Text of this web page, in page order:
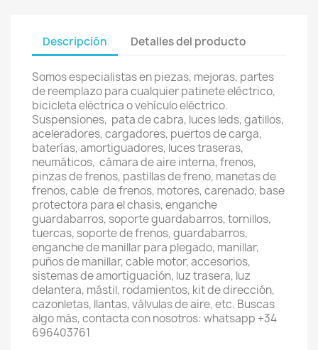
Descripción Detalles del producto
Somos especialistas en piezas, mejoras, partes
de reemplazo para cualquier patinete eléctrico,
bicicleta eléctrica o vehículo eléctrico.
Suspensiones, pata de cabra, luces leds, gatillos,
aceleradores, cargadores, puertos de carga,
baterías, amortiguadores, luces traseras,
neumáticos, cámara de aire interna, frenos,
pinzas de frenos, pastillas de freno, manetas de
frenos, cable de frenos, motores, carenado, base
protectora para el chasis, enganche
guardabarros, soporte guardabarros, tornillos,
tuercas, soporte de frenos, guardabarros,
enganche de manillar para plegado, manillar,
puños de manillar, cable motor, accesorios,
sistemas de amortiguación, luz trasera, luz
delantera, mástil, rodamientos, kit de dirección,
cazonletas, llantas, válvulas de aire, etc. Buscas
algo más, contacta con nosotros: whatsapp +34
696403761